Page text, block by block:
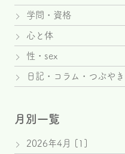
学問・資格
心と体
性・sex
日記・コラム・つぶやき
月別一覧
2026年4月 [1]